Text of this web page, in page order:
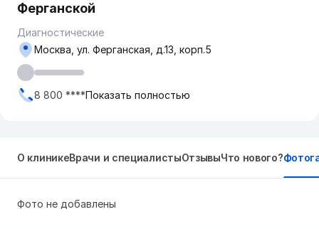
Ферганской
Диагностические
Москва, ул. ​Ферганская, д.13, корп.5
8 800 ****Показать полностью
О клиникеВрачи и специалистыОтзывыЧто нового?
Фото не добавлены